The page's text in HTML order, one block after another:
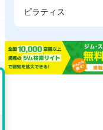
ピラティス